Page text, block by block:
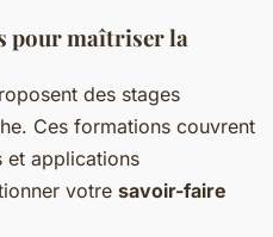
pour maîtriser la
des stages
Ces formations couvrent
et applications
votre savoir-faire